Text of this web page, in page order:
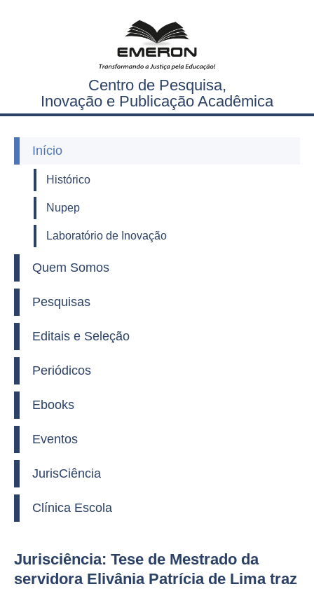
Centro de Pesquisa,
Inovação e Publicação Acadêmica
Início
Histórico
Nupep
Laboratório de Inovação
Quem Somos
Pesquisas
Editais e Seleção
Periódicos
Ebooks
Eventos
JurisCiência
Clínica Escola
Jurisciência: Tese de Mestrado da
servidora Elivânia Patrícia de Lima traz